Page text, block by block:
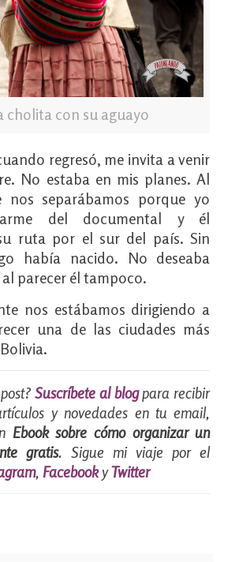
cholita con su aguayo
regresó, me invita a venir
No estaba en mis planes. Al
nos separábamos porque yo
del documental y él
ruta por el sur del país. Sin
había nacido. No deseaba
parecer él tampoco.
nos estábamos dirigiendo a
una de las ciudades más
Suscríbete al blogpara recibir
y novedades en tu email,
Ebook sobre cómo organizar un
gratis. Sigue mi viaje por el
, FacebookyTwitter